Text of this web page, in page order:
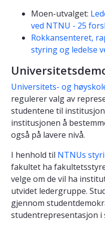
Moen-utvalget:
ved NTNU - 25
Rokkansenteret,
styring og ledelse
Universitets- og
regulerer valg av
studentene til
institusjonen å
også på lavere nivå.
I henhold til NTNUs
fakultet ha
velge om de vil ha
utvidet ledergruppe.
gjennom
studentrepresentasjon i